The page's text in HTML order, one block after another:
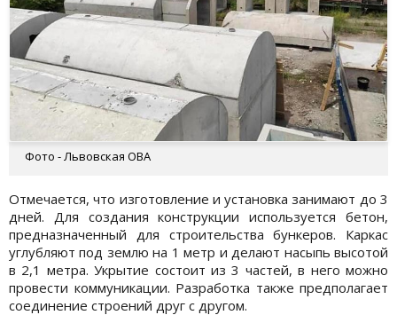
Фото - Львовская ОВА
Отмечается, что изготовление и установка занимают до 3
дней. Для создания конструкции используется бетон,
предназначенный для строительства бункеров. Каркас
углубляют под землю на 1 метр и делают насыпь высотой
в 2,1 метра. Укрытие состоит из 3 частей, в него можно
провести коммуникации. Разработка также предполагает
соединение строений друг с другом.